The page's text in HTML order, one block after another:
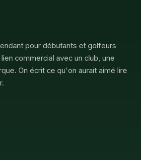
pour débutants et golfeurs
commercial avec un club, une
On écrit ce qu'on aurait aimé lire